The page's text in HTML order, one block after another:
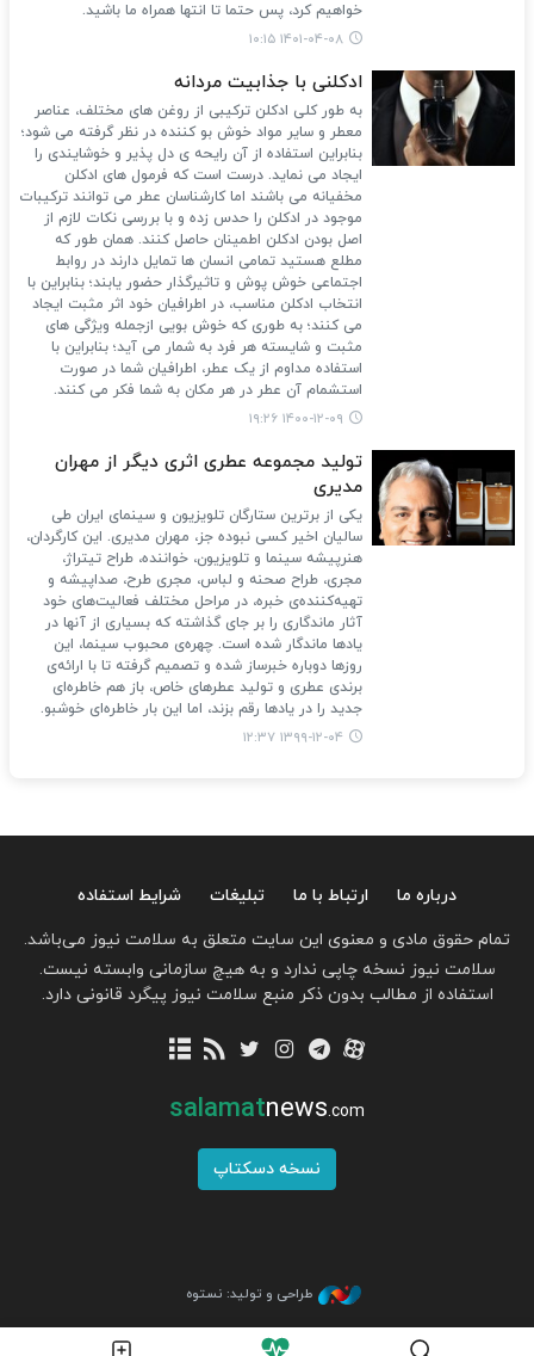
خواهیم کرد، پس حتما تا انتها همراه ما باشید.
۱۴۰۱-۰۴-۰۸ ۱۰:۱۵
ادکلنی با جذابیت مردانه
به طور کلی ادکلن ترکیبی از روغن‌ های مختلف، عناصر
معطر و سایر مواد خوش ‌بو کننده در نظر گرفته می شود؛
بنابراین استفاده از آن رایحه ی دل ‌پذیر و خوشایندی را
ایجاد می ‌نماید. درست است که فرمول ‌های ادکلن
مخفیانه می‌ باشند اما کارشناسان عطر می‌ توانند ترکیبات
موجود در ادکلن را حدس زده و با بررسی نکات لازم از
اصل بودن ادکلن اطمینان حاصل کنند. همان ‌طور که
مطلع هستید تمامی انسان‌ ها تمایل دارند در روابط
اجتماعی خوش‌ پوش و تاثیرگذار حضور یابند؛ بنابراین با
انتخاب ادکلن مناسب، در اطرافیان خود اثر مثبت ایجاد
می ‌کنند؛ به ‌طوری ‌که خوش بویی ازجمله ویژگی ‌های
مثبت و شایسته هر فرد به شمار می آید؛ بنابراین با
استفاده مداوم از یک عطر، اطرافیان شما در صورت
استشمام آن عطر در هر مکان به شما فکر می کنند.
۱۴۰۰-۱۲-۰۹ ۱۹:۲۶
تولید مجموعه عطری اثری دیگر از مهران
مدیری
یکی از برترین ستارگان تلویزیون و سینمای ایران طی
سالیان اخیر کسی نبوده جز، مهران مدیری. این کارگردان،
هنرپیشه سینما و تلویزیون، خواننده، طراح تیتراژ،
مجری، طراح صحنه و لباس، مجری طرح، صداپیشه و
تهیه‌کننده‌ی خبره، در مراحل مختلف فعالیت‌های خود
آثار ماندگاری را بر ‌جای گذاشته که بسیاری از آنها در
یادها ماندگار شده است. چهره‌ی محبوب سینما، این
روزها دوباره خبرساز شده و تصمیم گرفته تا با ارائه‌ی
برندی عطری و تولید عطرهای خاص، باز هم خاطره‌ای
جدید را در یادها رقم بزند، اما این بار خاطره‌ای خوشبو.
۱۳۹۹-۱۲-۰۴ ۱۲:۳۷
درباره ما ارتباط با ما تبلیغات
شرایط استفاده
تمام حقوق مادی و معنوی این سایت متعلق به سلامت نیوز می‌باشد.
سلامت نیوز نسخه چاپی ندارد و به هیچ سازمانی وابسته نیست.
استفاده از مطالب بدون ذکر منبع سلامت نیوز پیگرد قانونی دارد.
salamatnews.com
نسخه دسکتاپ
طراحی و تولید: نستوه